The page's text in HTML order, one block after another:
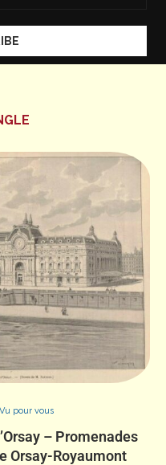
Vu pour vous
– Promenades
Orsay-Royaumont